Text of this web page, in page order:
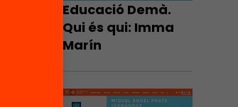
Educació Demà.
Qui és qui: Imma
Marín